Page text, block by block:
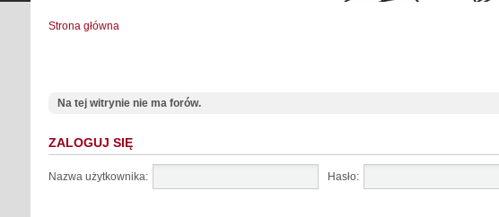
Strona główna
Na tej witrynie nie ma forów.
ZALOGUJ SIĘ
Nazwa użytkownika: Hasło: